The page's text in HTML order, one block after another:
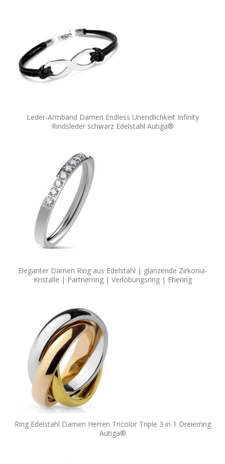
Leder-Armband Damen Endless Unendlichkeit Infinity
Rindsleder schwarz Edelstahl Autiga®
Eleganter Damen Ring aus Edelstahl | glänzende Zirkonia-
Kristalle | Partnerring | Verlobungsring | Ehering
Ring Edelstahl Damen Herren Tricolor Triple 3 in 1 Dreierring
Autiga®